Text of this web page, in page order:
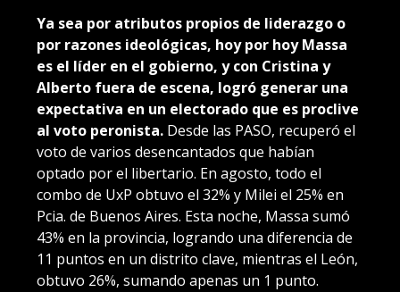
Ya sea por atributos propios de liderazgo o
por razones ideológicas, hoy por hoy Massa
es el líder en el gobierno, y con Cristina y
Alberto fuera de escena, logró generar una
expectativa en un electorado que es proclive
al voto peronista. Desde las PASO, recuperó el
voto de varios desencantados que habían
optado por el libertario. En agosto, todo el
combo de UxP obtuvo el 32% y Milei el 25% en
Pcia. de Buenos Aires. Esta noche, Massa sumó
43% en la provincia, logrando una diferencia de
11 puntos en un distrito clave, mientras el León,
obtuvo 26%, sumando apenas un 1 punto.